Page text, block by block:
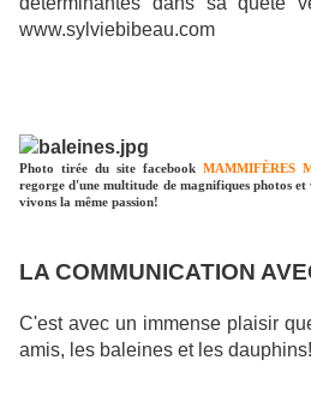
www.sylviebibeau.com
Photo tirée du site facebook MAMMIFÈRES
regorge d'une multitude de magnifiques photos et
vivons la même passion!
LA COMMUNICATION
C'est avec un immense plaisir
amis, les baleines et les